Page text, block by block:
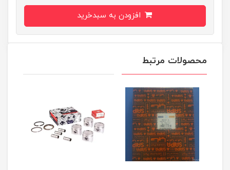
محصولات مرتبط